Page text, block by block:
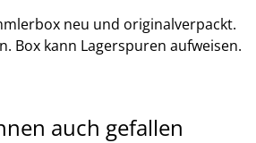
neu und originalverpackt.
Box kann Lagerspuren aufweisen.
auch gefallen